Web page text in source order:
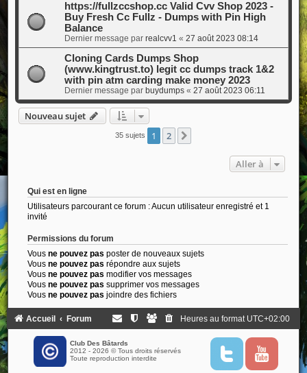
https://fullzccshop.cc Valid Cvv Shop 2023 -
Buy Fresh Cc Fullz - Dumps with Pin High
Balance
Dernier message par realcvv1 « 27 août 2023 08:14
Cloning Cards Dumps Shop
(www.kingtrust.to) legit cc dumps track 1&2
with pin atm carding make money 2023
Dernier message par buydumps« 27 août 2023 06:11
Nouveau sujet
35 sujets 1 2
Aller à
Qui est en ligne
Utilisateurs parcourant ce forum : Aucun utilisateur enregistré et 1
invité
Permissions du forum
Vous ne pouvez pas poster de nouveaux sujets
Vous ne pouvez pas répondre aux sujets
Vous ne pouvez pas modifier vos messages
Vous ne pouvez pas supprimer vos messages
Vous ne pouvez pas joindre des fichiers
Accueil Forum Heures au format UTC+02:00
Club Des Bâtards
2012 - 2026 © Tous droits réservés
Toute reproduction interdite
T
Y